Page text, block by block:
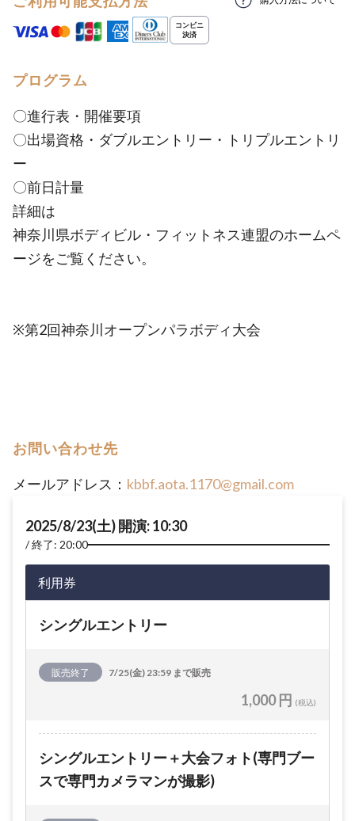
プログラム
〇進行表・開催要項
〇出場資格・ダブルエントリー・トリプルエントリ
ー
〇前日計量
詳細は
神奈川県ボディビル・フィットネス連盟のホームペ
ージをご覧ください。
※第2回神奈川オープンパラボディ大会
お問い合わせ先
メールアドレス： kbbf.aota.1170@gmail.com
2025/8/23(土) 開演: 10:30
終了: 20:00
利用券
シングルエントリー
販売終了 7/25(金) 23:59 まで販売
1,000 円 (税込)
シングルエントリー＋大会フォト(専門ブー
スで専門カメラマンが撮影)